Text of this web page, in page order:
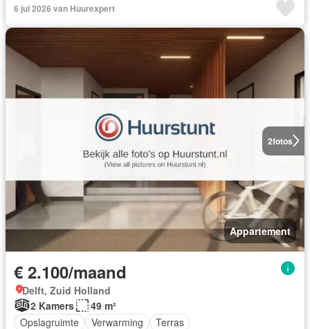
6 jul 2026 van Huurexpert
2fotos
Appartement
€ 2.100/maand
Delft, Zuid Holland
2 Kamers
49 m²
Opslagruimte
Verwarming Terras